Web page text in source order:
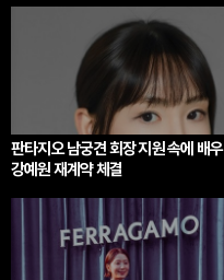
판타지오 남궁견 회장 지원 속에 배우
강예원 재계약 체결